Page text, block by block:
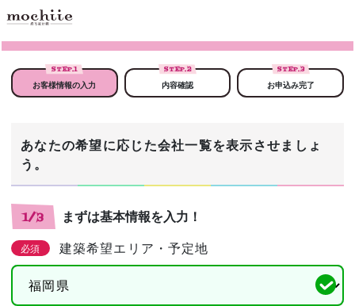
STEP.1
お客様情報の入力
STEP.2
内容確認
STEP.3
お申込み完了
あなたの希望に応じた会社一覧を表示させましょ
う。
1/3 まずは基本情報を入力！
必須 建築希望エリア・予定地